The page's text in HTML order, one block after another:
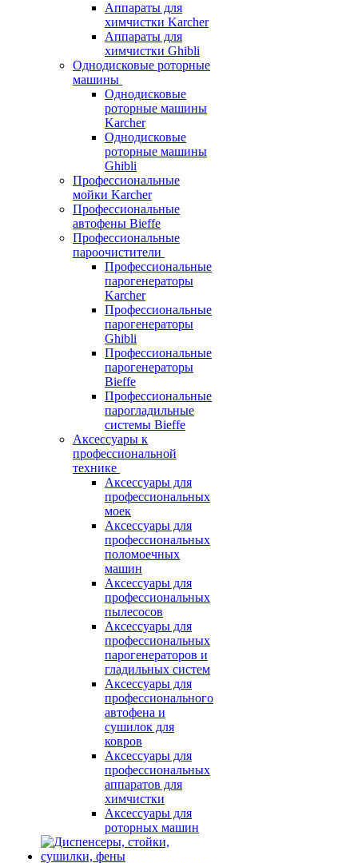
Аппараты для
химчистки Karcher
Аппараты для
химчистки Ghibli
Однодисковые роторные
машины
Однодисковые
роторные машины
Karcher
Однодисковые
роторные машины
Ghibli
Профессиональные
мойки Karcher
Профессиональные
автофены Bieffe
Профессиональные
пароочистители
Профессиональные
парогенераторы
Karcher
Профессиональные
парогенераторы
Ghibli
Профессиональные
парогенераторы
Bieffe
Профессиональные
парогладильные
системы Bieffe
Аксессуары к
профессиональной
технике
Аксессуары для
профессиональных
моек
Аксессуары для
профессиональных
поломоечных
машин
Аксессуары для
профессиональных
пылесосов
Аксессуары для
профессиональных
парогенераторов и
гладильных систем
Аксессуары для
профессионального
автофена и
сушилок для
ковров
Аксессуары для
профессиональных
аппаратов для
химчистки
Аксессуары для
роторных машин